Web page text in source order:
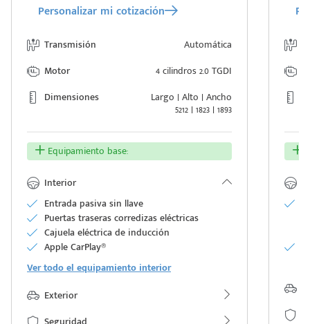
Personalizar mi cotización
Transmisión
Automática
Motor
4 cilindros 2.0 TGDI
Dimensiones
Largo | Alto | Ancho
5212 | 1823 | 1893
Equipamiento base:
Interior
Entrada pasiva sin llave
Puertas traseras corredizas eléctricas
Cajuela eléctrica de inducción
Apple CarPlay®
Ver todo el equipamiento interior
Exterior